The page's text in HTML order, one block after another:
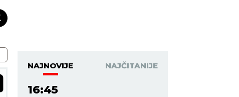
NAJNOVIJE NAJČITANIJE
16:45